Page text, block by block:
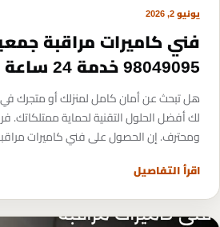
يونيو 2, 2026
فني كاميرات مراقبة
98049095 خدمة 24 ساعة الكويت
هل تبحث عن أمان كامل لمنزلك أو متجرك
لك أفضل الحلول التقنية لحماية ممتلكاتك.
ومحترف. إن الحصول على فني كاميرات
اقرأ التفاصيل